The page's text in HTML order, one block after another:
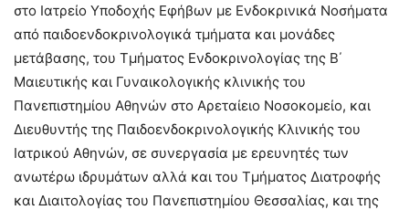
στο Ιατρείο Υποδοχής Εφήβων με Ενδοκρινικά Νοσήματα
από παιδοενδοκρινολογικά τμήματα και μονάδες
μετάβασης, του Τμήματος Ενδοκρινολογίας της Β΄
Μαιευτικής και Γυναικολογικής κλινικής του
Πανεπιστημίου Αθηνών στο Αρεταίειο Νοσοκομείο, και
Διευθυντής της Παιδοενδοκρινολογικής Κλινικής του
Ιατρικού Αθηνών, σε συνεργασία με ερευνητές των
ανωτέρω ιδρυμάτων αλλά και του Τμήματος Διατροφής
και Διαιτολογίας του Πανεπιστημίου Θεσσαλίας, και της